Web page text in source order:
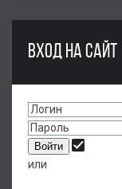
ВХОД НА САЙТ
или